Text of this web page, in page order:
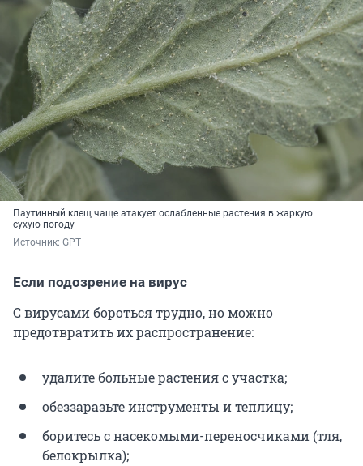
Паутинный клещ чаще атакует ослабленные растения в жаркую
сухую погоду
Источник: GPT
Если подозрение на вирус
С вирусами бороться трудно, но можно
предотвратить их распространение:
удалите больные растения с участка;
обеззаразьте инструменты и теплицу;
боритесь с насекомыми-переносчиками (тля,
белокрылка);